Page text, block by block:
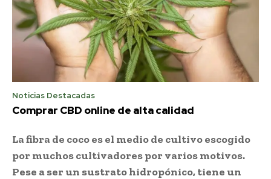
Noticias Destacadas
Comprar CBD online de alta calidad
La fibra de coco es el medio de cultivo escogido
por muchos cultivadores por varios motivos.
Pese a ser un sustrato hidropónico, tiene un